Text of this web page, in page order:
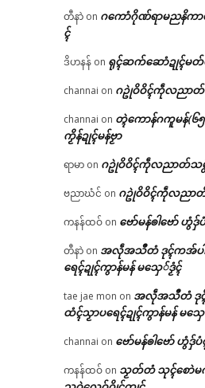
တီနာဲ on ဂကောံဂိုဏ်ရာမညနိက
ၚ်
ဒိဟနန် on ရုၚ်ဆက်ဆောံဍုၚ်မ
channai on ဂဥုဲဝိဝိၚ်ကဵုလညာတ်
channai on တ္ၚဲကောန်ဂကူမန်(
ကၟိန်ဍုၚ်မန်ဗၟာ
ရာမာ on ဂဥုဲဝိဝိၚ်ကဵုလညာတ်သမ္
ဗညာဃံင် on ဂဥုဲဝိဝိၚ်ကဵုလညာတ်
ကနန်ထဝ် on ဗော်မန်ၜါဗော် ဟွံ
တီနာဲ on အလဵုအသဳတံ ဒုၚ်ကအ်ပါ
ရေၚ်ဍုၚ်ကွာန်မန် မသှေ်ဒၟံၚ်
tae jae mon on အလဵုအသဳတံ ဒုၚ်
ထံၚ်သၟာပရေၚ်ဍုၚ်ကွာန်မန် မသှ
channai on ဗော်မန်ၜါဗော် ဟွံဒှ်
ကနန်ထဝ် on သၟတ်တံ သုၚ်စောဲမ